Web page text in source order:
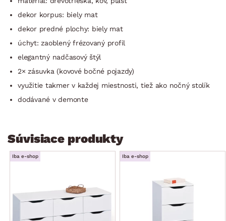
dekor korpus: biely mat
dekor predné plochy: biely mat
úchyt: zaoblený frézovaný profil
elegantný nadčasový štýl
2× zásuvka (kovové bočné pojazdy)
využitie takmer v každej miestnosti, tiež ako nočný stolík
dodávané v demonte
Súvisiace produkty
Iba e-shop Iba e-shop